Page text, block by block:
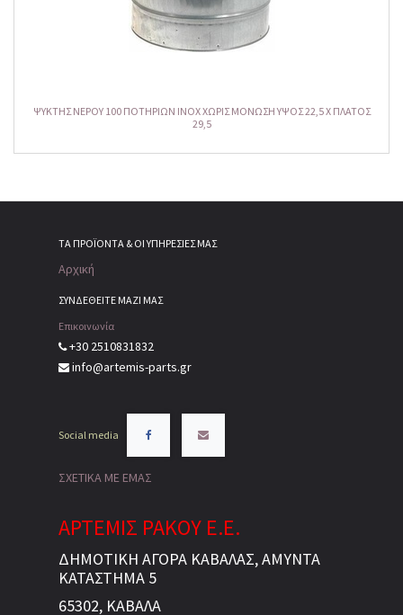
ΨΥΚΤΗΣ NEPOY 100 ΠΟΤΗΡΙΩΝ INOX ΧΩΡΙΣ ΜΟΝΩΣΗ ΥΨΟΣ 22,5 Χ ΠΛΑΤΟΣ
29,5
ΤΑ ΠΡΟΪΌΝΤΑ & ΟΙ ΥΠΗΡΕΣΊΕΣ ΜΑΣ
Αρχική
ΣΥΝΔΕΘΕΙΤΕ ΜΑΖΙ ΜΑΣ
Επικοινωνία
+30 2510831832
info@artemis-parts.gr
Social media
ΣΧΕΤΙΚΑ ΜΕ ΕΜΑΣ
ΑΡΤΕΜΙΣ ΡΑΚΟΥ Ε.Ε.
ΔΗΜΟΤΙΚΗ ΑΓΟΡΑ ΚΑΒΑΛΑΣ, ΑΜΥΝΤΑ
ΚΑΤΑΣΤΗΜΑ 5
65302, ΚΑΒΑΛΑ